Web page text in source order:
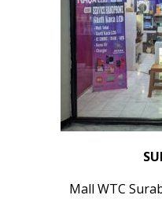
Mall WTC